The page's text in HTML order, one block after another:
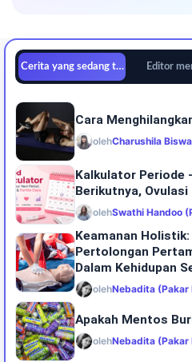
Cerita yang sedang tren Editor
Cara
olehCharushila
Kalkulator Periode
Berikutnya, Ovulasi
olehSwathi Handoo
Keamanan
Pertolongan
Dalam Kehidupan
olehNebadita (Pakar
Apakah Mentos
olehNebadita (Pakar